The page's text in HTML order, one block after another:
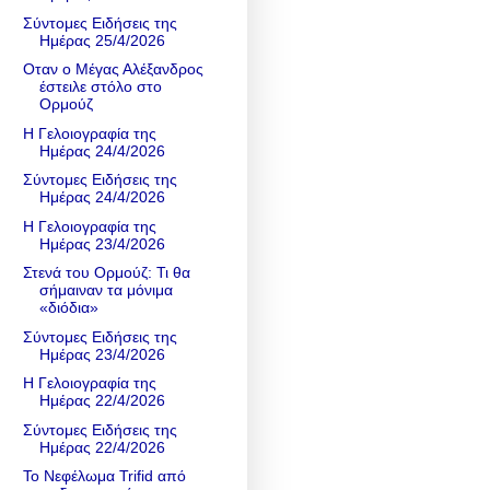
Σύντομες Ειδήσεις της
Ημέρας 25/4/2026
Οταν ο Μέγας Αλέξανδρος
έστειλε στόλο στο
Ορμούζ
Η Γελοιογραφία της
Ημέρας 24/4/2026
Σύντομες Ειδήσεις της
Ημέρας 24/4/2026
Η Γελοιογραφία της
Ημέρας 23/4/2026
Στενά του Ορμούζ: Τι θα
σήμαιναν τα μόνιμα
«διόδια»
Σύντομες Ειδήσεις της
Ημέρας 23/4/2026
Η Γελοιογραφία της
Ημέρας 22/4/2026
Σύντομες Ειδήσεις της
Ημέρας 22/4/2026
Το Νεφέλωμα Trifid από